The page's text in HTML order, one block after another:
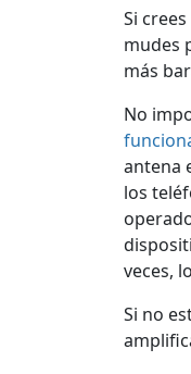
Si
mudes
más
No
antena
los
veces,
Si no